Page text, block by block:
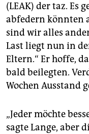
(LEAK) der taz. Es
abfedern könnten
sind wir alles
Last liegt nun in
Eltern.“ Er hoffe,
bald beilegten.
Wochen Ausstand
„Jeder möchte
sagte Lange, aber